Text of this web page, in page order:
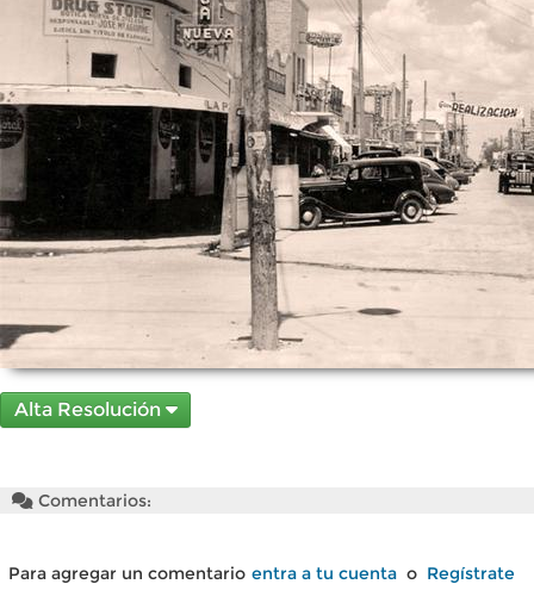
Alta Resolución
Comentarios:
Para agregar un comentario entra a tu cuenta o Regístrate